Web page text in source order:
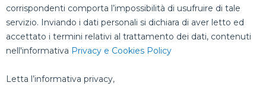
corrispondenti comporta l’impossibilità di usufruire di tale
servizio. Inviando i dati personali si dichiara di aver letto ed
accettato i termini relativi al trattamento dei dati, contenuti
nell'informativa Privacy e Cookies Policy
Letta l’informativa privacy,